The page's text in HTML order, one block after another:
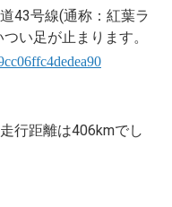
43号線(通称：紅葉ラ
い足が止まります。
行距離は406kmでし